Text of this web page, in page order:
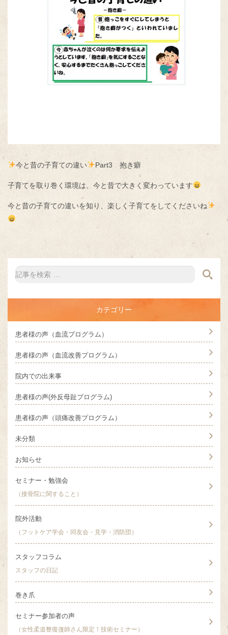
今と昔の子育ての違い Part3 抱き癖
子育てを取り巻く環境は、今と昔で大きく変わっています
今と昔の子育ての違いを知り、楽しく子育てをしてくださいね
カテゴリー
患者様の声（血流プログラム）
患者様の声（血流改善プログラム）
院内での出来事
患者様の声(外反母趾プログラム)
患者様の声（頭痛改善プログラム）
未分類
お知らせ
セミナー・勉強会
（接骨院に関すること）
院外活動
（フットケア学会・同友会・見学・消防団）
スタッフコラム
スタッフの日記
巻き爪
セミナー参加者の声
（女性柔道整復復師さん限定！技術セミナー）